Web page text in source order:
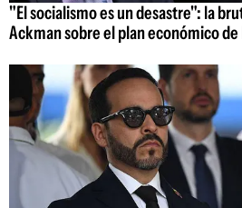
"El socialismo es un desastre": la
Ackman sobre el plan económico